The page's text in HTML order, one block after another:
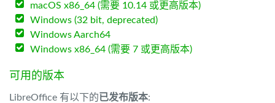
macOS x86_64 (需要 10.14 或更高版本)
Windows (32 bit, deprecated)
Windows Aarch64
Windows x86_64 (需要 7 或更高版本)
可用的版本
LibreOffice 有以下的已发布版本: